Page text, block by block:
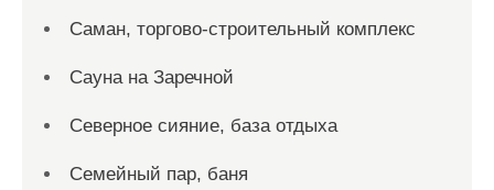
Саман, торгово-строительный комплекс
Сауна на Заречной
Северное сияние, база отдыха
Семейный пар, баня